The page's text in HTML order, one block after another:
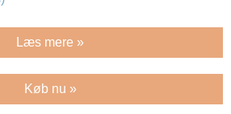
Læs mere »
Køb nu »